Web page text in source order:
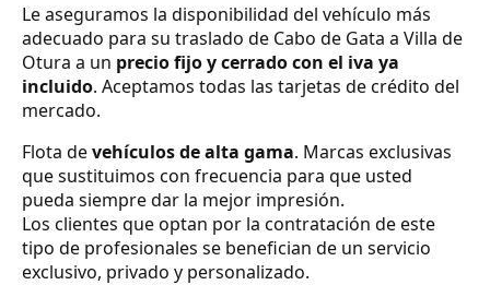
Le aseguramos la disponibilidad del vehículo más
adecuado para su traslado de Cabo de Gata a Villa de
Otura a un precio fijo y cerrado con el iva ya
incluido. Aceptamos todas las tarjetas de crédito del
mercado.
Flota devehículos de alta gama. Marcas exclusivas
que sustituimos con frecuencia para que usted
pueda siempre dar la mejor impresión.
Los clientes que optan por la contratación de este
tipo de profesionales se benefician de un servicio
exclusivo, privado y personalizado.